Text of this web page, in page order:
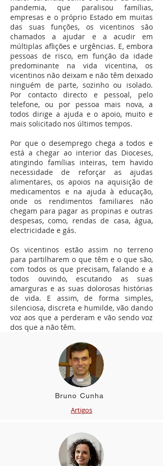
pandemia, que paralisou famílias,
empresas e o próprio Estado em muitas
das suas funções, os vicentinos são
chamados a ajudar e a acudir em
múltiplas aflições e urgências. E, embora
pessoas de risco, em função da idade
predominante na vida vicentina, os
vicentinos não deixam e não têm deixado
ninguém de parte, sozinho ou isolado.
Por contacto directo e pessoal, pelo
telefone, ou por pessoa mais nova, a
todos dirige a ajuda e o apoio, muito e
mais solicitado nos últimos tempos.
Por que o desemprego chega a todos e
está a chegar ao interior das Dioceses,
atingindo famílias inteiras, tem havido
necessidade de reforçar as ajudas
alimentares, os apoios na aquisição de
medicamentos e na ajuda à educação,
onde os rendimentos familiares não
chegam para pagar as propinas e outras
despesas, como, rendas de casa, água,
electricidade e gás.
Os vicentinos estão assim no terreno
para partilharem o que têm e o que são,
com todos os que precisam, falando e a
todos ouvindo, escutando as suas
amarguras e as suas dolorosas histórias
de vida. E assim, de forma simples,
silenciosa, discreta e humilde, vão dando
voz aos que a perderam e vão sendo voz
dos que a não têm.
Bruno Cunha
Artigos